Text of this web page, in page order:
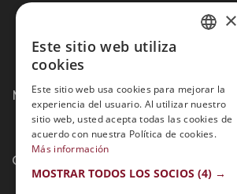
Métodos de Pago:
Contacto:
×
Este sitio web utiliza
cookies
Este sitio web usa cookies para mejorar la
experiencia del usuario. Al utilizar nuestro
sitio web, usted acepta todas las cookies de
acuerdo con nuestra Política de cookies.
Más información
MOSTRAR TODOS LOS SOCIOS (4) →